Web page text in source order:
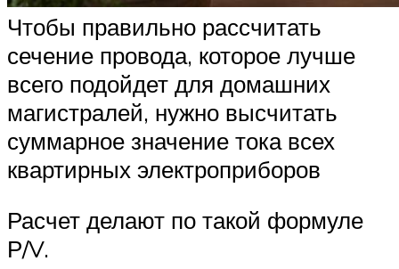
Чтобы правильно рассчитать
сечение провода, которое лучше
всего подойдет для домашних
магистралей, нужно высчитать
суммарное значение тока всех
квартирных электроприборов
Расчет делают по такой формуле
Р/V.